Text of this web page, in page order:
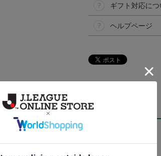
ギフト対応に
ヘルプページ